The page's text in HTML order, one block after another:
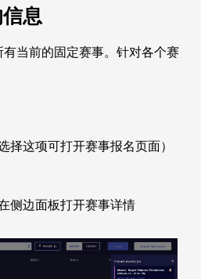
息
当前的固定赛事。针对各个赛
择这项可打开赛事报名页面）
侧边面板打开赛事详情